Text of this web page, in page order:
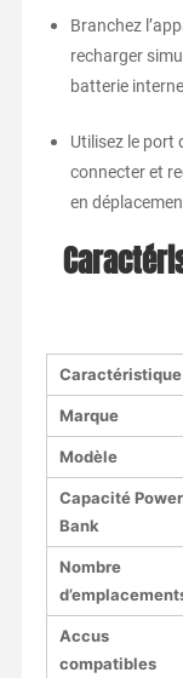
Branchez
recharger
batterie
Utilisez le port
connecter et
en
Caractéristique
Marque
Modèle
Capacité Power
Bank
Nombre
Accus
compatibles